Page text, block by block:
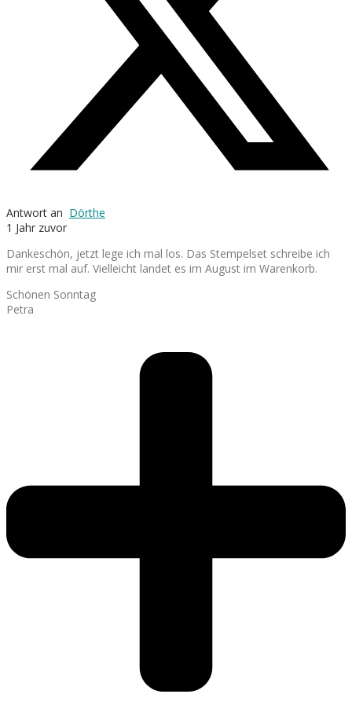
Antwort an Dörthe
1 Jahr zuvor
Dankeschön, jetzt lege ich mal los. Das Stempelset schreibe ich
mir erst mal auf. Vielleicht landet es im August im Warenkorb.
Schönen Sonntag
Petra